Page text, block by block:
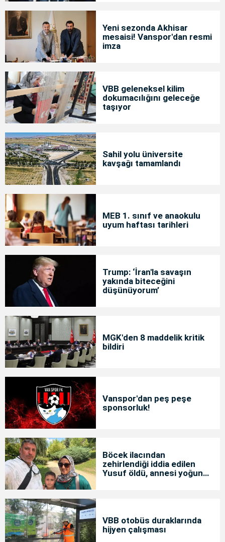
Yeni sezonda Akhisar
mesaisi! Vanspor'dan resmi
imza
VBB geleneksel kilim
dokumacılığını geleceğe
taşıyor
Sahil yolu üniversite
kavşağı tamamlandı
MEB 1. sınıf ve anaokulu
uyum haftası tarihleri
Trump: ‘İran'la savaşın
yakında biteceğini
düşünüyorum’
MGK'den 8 maddelik kritik
bildiri
Vanspor'dan peş peşe
sponsorluk!
Böcek ilacından
zehirlendiği iddia edilen
Yusuf öldü, annesi yoğun
VBB otobüs duraklarında
hijyen çalışması